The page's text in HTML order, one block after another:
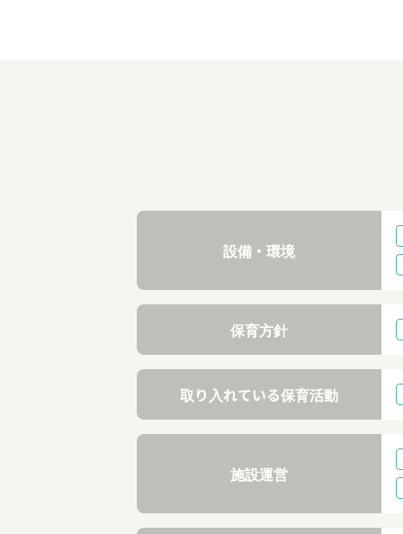
設備・環境
保育方針
取り入れている保育活動
施設運営